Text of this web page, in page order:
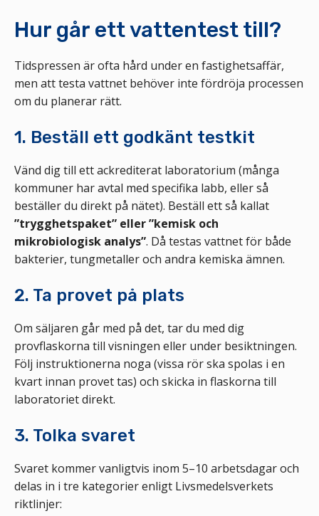
Hur går ett vattentest till?
Tidspressen är ofta hård under en fastighetsaffär,
men att testa vattnet behöver inte fördröja processen
om du planerar rätt.
1. Beställ ett godkänt testkit
Vänd dig till ett ackrediterat laboratorium (många
kommuner har avtal med specifika labb, eller så
beställer du direkt på nätet). Beställ ett så kallat
”trygghetspaket” eller ”kemisk och
mikrobiologisk analys”. Då testas vattnet för både
bakterier, tungmetaller och andra kemiska ämnen.
2. Ta provet på plats
Om säljaren går med på det, tar du med dig
provflaskorna till visningen eller under besiktningen.
Följ instruktionerna noga (vissa rör ska spolas i en
kvart innan provet tas) och skicka in flaskorna till
laboratoriet direkt.
3. Tolka svaret
Svaret kommer vanligtvis inom 5–10 arbetsdagar och
delas in i tre kategorier enligt Livsmedelsverkets
riktlinjer: